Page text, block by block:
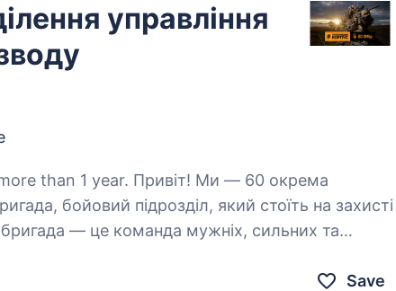
управління
Привіт! Ми — 60 окрема
бойовий підрозділ, який стоїть на захисті
— це команда мужніх, сильних та
Save